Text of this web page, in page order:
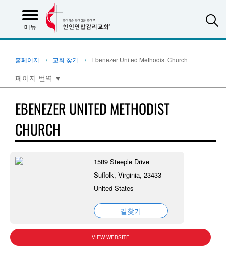
메뉴
홈페이지 교회 찾기 Ebenezer United Methodist Church
페이지 번역 ▼
EBENEZER UNITED METHODIST
CHURCH
1589 Steeple Drive
Suffolk, Virginia, 23433
United States
길찾기
VIEW WEBSITE